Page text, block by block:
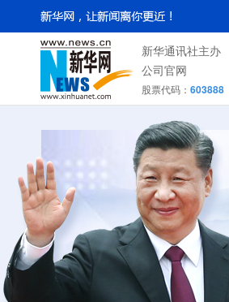
新华通讯社主办
公司官网
股票代码： 603888